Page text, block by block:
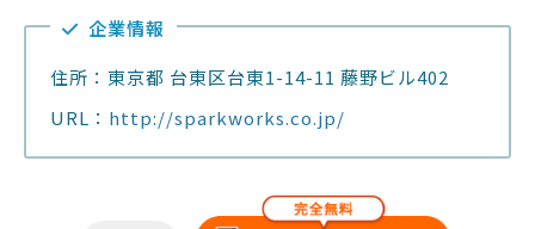
企業情報
住所：東京都 台東区台東1-14-11 藤野ビル402
URL： http://sparkworks.co.jp/